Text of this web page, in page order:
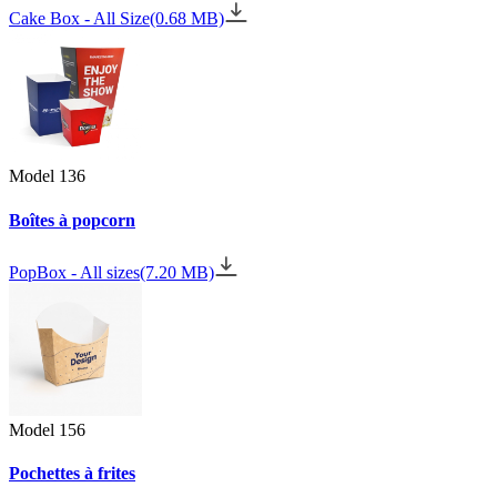
Cake Box - All Size(0.68 MB)
Model 136
Boîtes à popcorn
PopBox - All sizes(7.20 MB)
Model 156
Pochettes à frites